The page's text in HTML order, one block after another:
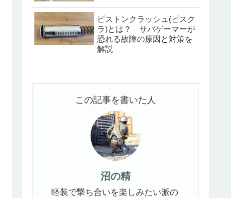
ピストンクラッシュ(ピスク
ラ)とは？ サバゲーマーが
恐れる故障の原因と対策を
解説
この記事を書いた人
沼の精
軽装で撃ち合いを楽しみたい派の